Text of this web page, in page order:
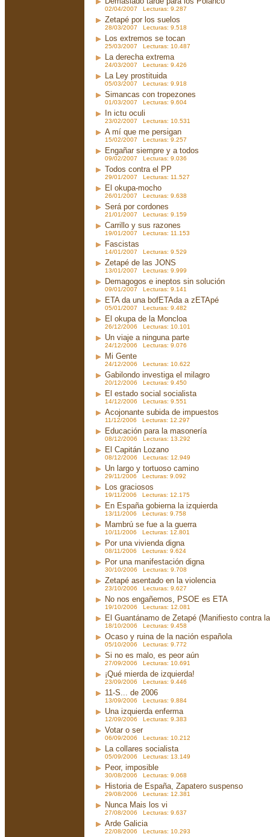
02/04/2007 Lecturas: 9.287
Zetapé por los suelos
28/03/2007 Lecturas: 9.518
Los extremos se tocan
25/03/2007 Lecturas: 10.487
La derecha extrema
24/03/2007 Lecturas: 9.426
La Ley prostituida
05/03/2007 Lecturas: 9.918
Simancas con tropezones
01/03/2007 Lecturas: 9.604
In ictu oculi
23/02/2007 Lecturas: 10.531
A mí que me persigan
15/02/2007 Lecturas: 9.257
Engañar siempre y a todos
09/02/2007 Lecturas: 9.036
Todos contra el PP
29/01/2007 Lecturas: 11.527
El okupa-mocho
26/01/2007 Lecturas: 9.638
Será por cordones
21/01/2007 Lecturas: 9.159
Carrillo y sus razones
19/01/2007 Lecturas: 11.153
Fascistas
14/01/2007 Lecturas: 9.529
Zetapé de las JONS
13/01/2007 Lecturas: 9.999
Demagogos e ineptos sin solución
09/01/2007 Lecturas: 9.141
ETA da una bofETAda a zETApé
05/01/2007 Lecturas: 9.482
El okupa de la Moncloa
26/12/2006 Lecturas: 10.101
Un viaje a ninguna parte
24/12/2006 Lecturas: 9.076
Mi Gente
24/12/2006 Lecturas: 10.622
Gabilondo investiga el milagro
20/12/2006 Lecturas: 9.450
El estado social socialista
14/12/2006 Lecturas: 9.551
Acojonante subida de impuestos
11/12/2006 Lecturas: 12.297
Educación para la masonería
08/12/2006 Lecturas: 13.292
El Capitán Lozano
08/12/2006 Lecturas: 12.949
Un largo y tortuoso camino
29/11/2006 Lecturas: 9.092
Los graciosos
19/11/2006 Lecturas: 12.175
En España gobierna la izquierda
13/11/2006 Lecturas: 9.758
Mambrú se fue a la guerra
10/11/2006 Lecturas: 12.801
Por una vivienda digna
08/11/2006 Lecturas: 9.624
Por una manifestación digna
30/10/2006 Lecturas: 9.708
Zetapé asentado en la violencia
23/10/2006 Lecturas: 9.627
No nos engañemos, PSOE es ETA
19/10/2006 Lecturas: 12.081
El Guantánamo de Zetapé (Manifiesto contra
18/10/2006 Lecturas: 9.458
Ocaso y ruina de la nación española
05/10/2006 Lecturas: 9.772
Si no es malo, es peor aún
27/09/2006 Lecturas: 10.691
¡Qué mierda de izquierda!
23/09/2006 Lecturas: 9.446
11-S... de 2006
13/09/2006 Lecturas: 9.884
Una izquierda enferma
12/09/2006 Lecturas: 9.383
Votar o ser
06/09/2006 Lecturas: 10.212
La collares socialista
05/09/2006 Lecturas: 13.149
Peor, imposible
30/08/2006 Lecturas: 9.068
Historia de España, Zapatero suspenso
29/08/2006 Lecturas: 12.381
Nunca Mais los vi
27/08/2006 Lecturas: 9.637
Arde Galicia
22/08/2006 Lecturas: 10.293